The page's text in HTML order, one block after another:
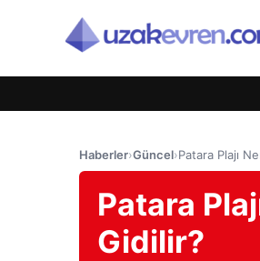
Haberler›Güncel›Patara Plajı
Patara
Gidilir?